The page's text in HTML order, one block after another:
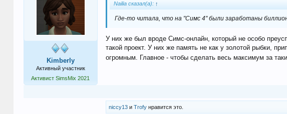
Kimberly
Активный участник
Активист SimsMix 2021
Nailia сказал(а): ↑
Где-то читала, что на "Симс 4" были заработаны
У них же был вроде Симс-онлайн, который не особо
такой проект. У них же память не как у золотой рыбки,
огромным. Главное - чтобы сделать весь максимум за
niccy13и Trofyнравится это.